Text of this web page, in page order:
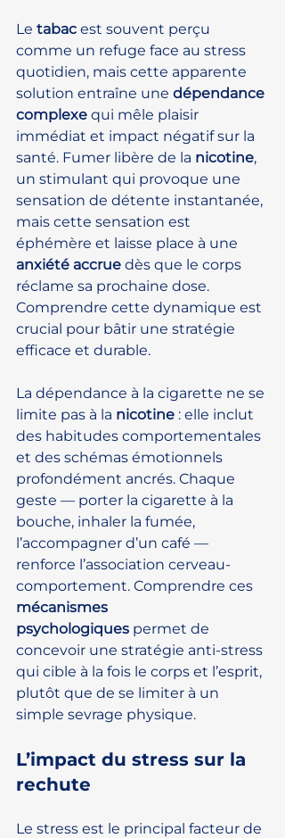
Le tabac est souvent perçu
comme un refuge face au stress
quotidien, mais cette apparente
solution entraîne une dépendance
complexe qui mêle plaisir
immédiat et impact négatif sur la
santé. Fumer libère de la nicotine,
un stimulant qui provoque une
sensation de détente instantanée,
mais cette sensation est
éphémère et laisse place à une
anxiété accrue dès que le corps
réclame sa prochaine dose.
Comprendre cette dynamique est
crucial pour bâtir une stratégie
efficace et durable.
La dépendance à la cigarette ne se
limite pas à la nicotine : elle inclut
des habitudes comportementales
et des schémas émotionnels
profondément ancrés. Chaque
geste — porter la cigarette à la
bouche, inhaler la fumée,
l’accompagner d’un café —
renforce l’association cerveau-
comportement. Comprendre ces
mécanismes
psychologiques permet de
concevoir une stratégie anti-stress
qui cible à la fois le corps et l’esprit,
plutôt que de se limiter à un
simple sevrage physique.
L’impact du stress sur la
rechute
Le stress est le principal facteur de